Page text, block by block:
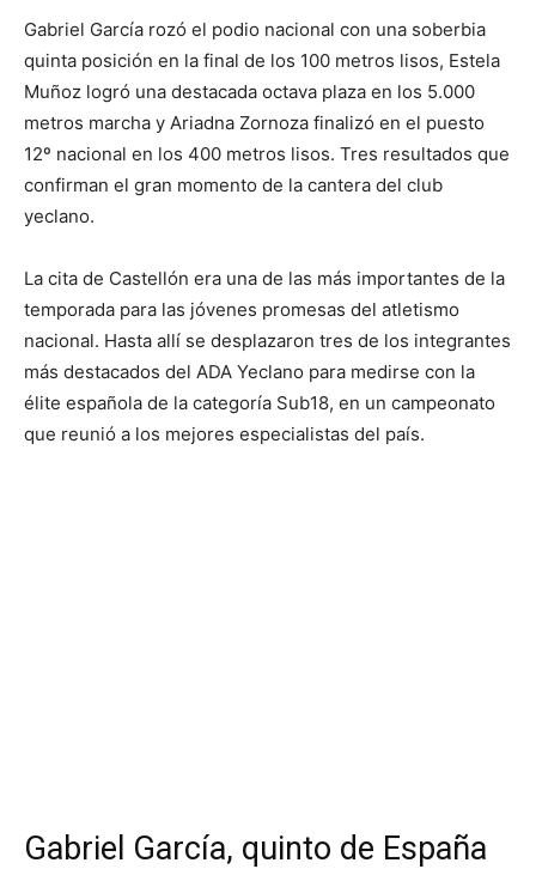
Gabriel García rozó el podio nacional con una soberbia
quinta posición en la final de los 100 metros lisos, Estela
Muñoz logró una destacada octava plaza en los 5.000
metros marcha y Ariadna Zornoza finalizó en el puesto
12º nacional en los 400 metros lisos. Tres resultados que
confirman el gran momento de la cantera del club
yeclano.
La cita de Castellón era una de las más importantes de la
temporada para las jóvenes promesas del atletismo
nacional. Hasta allí se desplazaron tres de los integrantes
más destacados del ADA Yeclano para medirse con la
élite española de la categoría Sub18, en un campeonato
que reunió a los mejores especialistas del país.
Gabriel García, quinto de España